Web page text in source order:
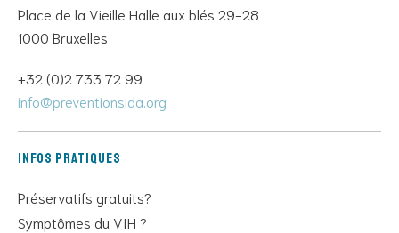
Place de la Vieille Halle aux blés 29-28
1000 Bruxelles
+32 (0)2 733 72 99
info@preventionsida.org
Infos pratiques
Préservatifs gratuits?
Symptômes du VIH ?